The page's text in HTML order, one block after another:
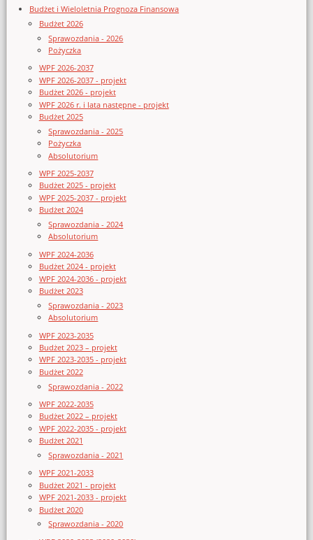
Budżet i Wieloletnia Prognoza Finansowa
Budżet 2026
Sprawozdania - 2026
Pożyczka
WPF 2026-2037
WPF 2026-2037 - projekt
Budżet 2026 - projekt
WPF 2026 r. i lata następne - projekt
Budżet 2025
Sprawozdania - 2025
Pożyczka
Absolutorium
WPF 2025-2037
Budżet 2025 - projekt
WPF 2025-2037 - projekt
Budżet 2024
Sprawozdania - 2024
Absolutorium
WPF 2024-2036
Budżet 2024 - projekt
WPF 2024-2036 - projekt
Budżet 2023
Sprawozdania - 2023
Absolutorium
WPF 2023-2035
Budżet 2023 – projekt
WPF 2023-2035 - projekt
Budżet 2022
Sprawozdania - 2022
WPF 2022-2035
Budżet 2022 – projekt
WPF 2022-2035 - projekt
Budżet 2021
Sprawozdania - 2021
WPF 2021-2033
Budżet 2021 - projekt
WPF 2021-2033 - projekt
Budżet 2020
Sprawozdania - 2020